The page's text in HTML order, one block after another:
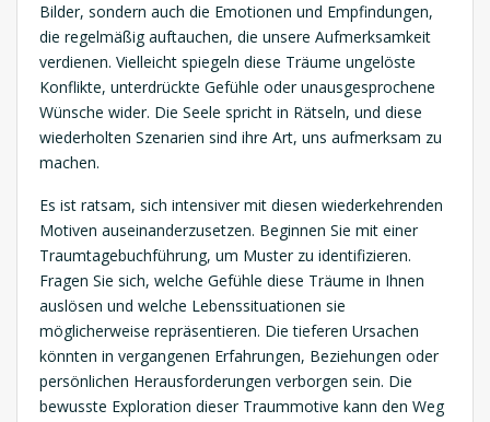
Bilder, sondern auch die Emotionen und Empfindungen,
die regelmäßig auftauchen, die unsere Aufmerksamkeit
verdienen. Vielleicht spiegeln diese Träume ungelöste
Konflikte, unterdrückte Gefühle oder unausgesprochene
Wünsche wider. Die Seele spricht in Rätseln, und diese
wiederholten Szenarien sind ihre Art, uns aufmerksam zu
machen.
Es ist ratsam, sich intensiver mit diesen wiederkehrenden
Motiven auseinanderzusetzen. Beginnen Sie mit einer
Traumtagebuchführung, um Muster zu identifizieren.
Fragen Sie sich, welche Gefühle diese Träume in Ihnen
auslösen und welche Lebenssituationen sie
möglicherweise repräsentieren. Die tieferen Ursachen
könnten in vergangenen Erfahrungen, Beziehungen oder
persönlichen Herausforderungen verborgen sein. Die
bewusste Exploration dieser Traummotive kann den Weg